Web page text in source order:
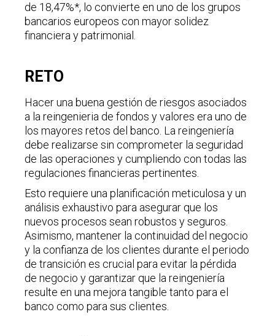
de 18,47%*, lo convierte en uno de los grupos
bancarios europeos con mayor solidez
financiera y patrimonial.
RETO
Hacer una buena gestión de riesgos asociados
a la reingenieria de fondos y valores era uno de
los mayores retos del banco. La reingeniería
debe realizarse sin comprometer la seguridad
de las operaciones y cumpliendo con todas las
regulaciones financieras pertinentes.
Esto requiere una planificación meticulosa y un
análisis exhaustivo para asegurar que los
nuevos procesos sean robustos y seguros.
Asimismo, mantener la continuidad del negocio
y la confianza de los clientes durante el periodo
de transición es crucial para evitar la pérdida
de negocio y garantizar que la reingeniería
resulte en una mejora tangible tanto para el
banco como para sus clientes.